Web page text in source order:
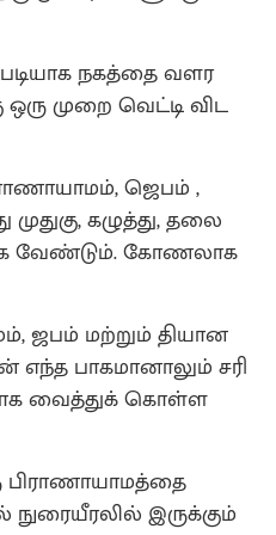
நகத்தை வளர
முறை வெட்டி விட
ஜெபம் ,
கழுத்து, தலை
வேண்டும். கோணலாக
ஜபம் மற்றும் தியான
எந்த பாகமானாலும் சரி
வைத்துக் கொள்ள
பிராணாயாமத்தை
நுரையீரலில் இருக்கும்